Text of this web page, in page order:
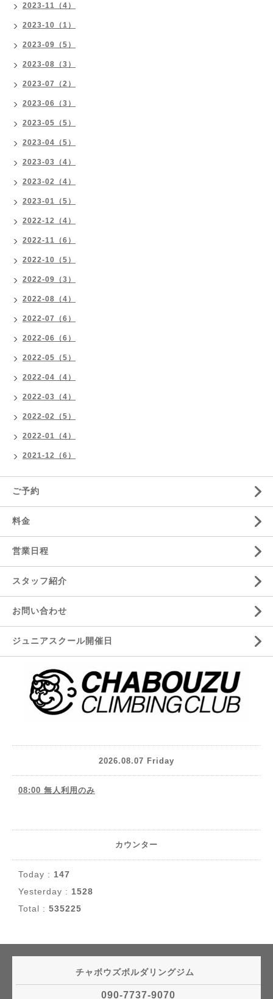
2023-11（4）
2023-10（1）
2023-09（5）
2023-08（3）
2023-07（2）
2023-06（3）
2023-05（5）
2023-04（5）
2023-03（4）
2023-02（4）
2023-01（5）
2022-12（4）
2022-11（6）
2022-10（5）
2022-09（3）
2022-08（4）
2022-07（6）
2022-06（6）
2022-05（5）
2022-04（4）
2022-03（4）
2022-02（5）
2022-01（4）
2021-12（6）
ご予約
料金
営業日程
スタッフ紹介
お問い合わせ
ジュニアスクール開催日
2026.08.07 Friday
08:00 無人利用のみ
カウンター
Today : 147
Yesterday : 1528
Total : 535225
チャボウズボルダリングジム
090-7737-9070